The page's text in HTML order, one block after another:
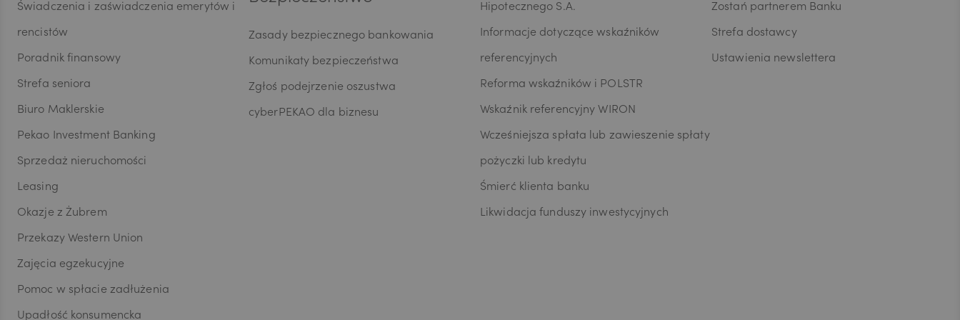
marketingowym oraz używania przez Bank automatycznych systemów wywołujących w
przez Bank następujące rodzaje Pana/Pani danych osobowych: identyfikacyjne,
teleadresowe, dotyczące sytuacji ekonomicznej, poziomu wykształcenia oraz posiadanych
produktów finansowych. Niniejszą zgodę składam dobrowolnie i oświadczam, że
zostałem/am/ poinformowany/a/ o prawie do jej wycofania w dowolnym momencie.
przetwarzania, którego dokonano na podstawie zgody przed jej wycofaniem.
DKK
Świadczenia i zaświadczenia emerytów i
rencistów
Poradnik finansowy
Strefa seniora
Biuro Maklerskie
Pekao Investment Banking
Sprzedaż nieruchomości
Leasing
Okazje z Żubrem
Przekazy Western Union
Zajęcia egzekucyjne
Pomoc w spłacie zadłużenia
Upadłość konsumencka
Zasady bezpiecznego bankowania
Komunikaty bezpieczeństwa
Zgłoś podejrzenie oszustwa
cyberPEKAO dla biznesu
Hipotecznego S.A.
Informacje dotyczące wskaźników
referencyjnych
Reforma wskaźników i POLSTR
Wskaźnik referencyjny WIRON
Wcześniejsza spłata lub zawieszenie spłaty
pożyczki lub kredytu
Śmierć klienta banku
Likwidacja funduszy inwestycyjnych
Zostań partnerem Banku
Strefa dostawcy
Ustawienia newslettera